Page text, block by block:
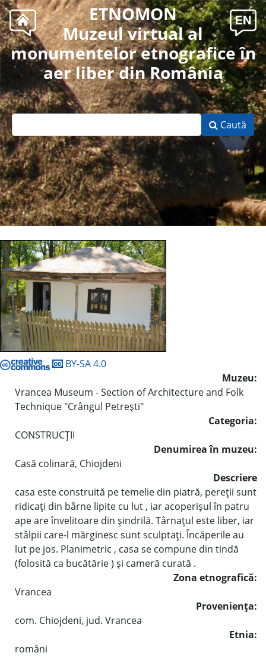
ETNOMON
Muzeul virtual al
monumentelor etnografice în
aer liber din România
Caută
BY-SA 4.0
Muzeu:
Vrancea Museum - Section of Architecture and Folk
Technique "Crângul Petreşti"
Categoria:
CONSTRUCŢII
Denumirea în muzeu:
Casă colinară, Chiojdeni
Descriere
casa este construită pe temelie din piatră, pereţii sunt
ridicaţi din bârne lipite cu lut , iar acoperişul în patru
ape are învelitoare din şindrilă. Târnaţul este liber, iar
stâlpii care-l mărginesc sunt sculptaţi. Încăperile au
lut pe jos. Planimetric , casa se compune din tindă
(folosită ca bucătărie ) şi cameră curată .
Zona etnografică:
Vrancea
Provenienţa:
com. Chiojdeni, jud. Vrancea
Etnia:
români